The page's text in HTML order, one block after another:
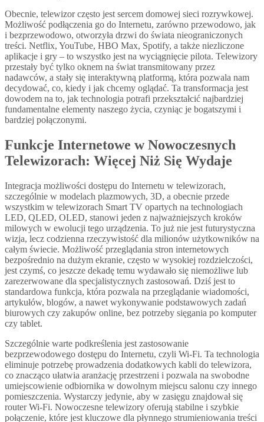
Obecnie, telewizor często jest sercem domowej sieci rozrywkowej.
Możliwość podłączenia go do Internetu, zarówno przewodowo, jak
i bezprzewodowo, otworzyła drzwi do świata nieograniczonych
treści. Netflix, YouTube, HBO Max, Spotify, a także niezliczone
aplikacje i gry – to wszystko jest na wyciągnięcie pilota. Telewizory
przestały być tylko oknem na świat transmitowany przez
nadawców, a stały się interaktywną platformą, która pozwala nam
decydować, co, kiedy i jak chcemy oglądać. Ta transformacja jest
dowodem na to, jak technologia potrafi przekształcić najbardziej
fundamentalne elementy naszego życia, czyniąc je bogatszymi i
bardziej połączonymi.
Funkcje Internetowe w Nowoczesnych
Telewizorach: Więcej Niż Się Wydaje
Integracja możliwości dostępu do Internetu w telewizorach,
szczególnie w modelach plazmowych, 3D, a obecnie przede
wszystkim w telewizorach Smart TV opartych na technologiach
LED, QLED, OLED, stanowi jeden z najważniejszych kroków
milowych w ewolucji tego urządzenia. To już nie jest futurystyczna
wizja, lecz codzienna rzeczywistość dla milionów użytkowników na
całym świecie. Możliwość przeglądania stron internetowych
bezpośrednio na dużym ekranie, często w wysokiej rozdzielczości,
jest czymś, co jeszcze dekadę temu wydawało się niemożliwe lub
zarezerwowane dla specjalistycznych zastosowań. Dziś jest to
standardowa funkcja, która pozwala na przeglądanie wiadomości,
artykułów, blogów, a nawet wykonywanie podstawowych zadań
biurowych czy zakupów online, bez potrzeby sięgania po komputer
czy tablet.
Szczególnie warte podkreślenia jest zastosowanie
bezprzewodowego dostępu do Internetu, czyli Wi-Fi. Ta technologia
eliminuje potrzebę prowadzenia dodatkowych kabli do telewizora,
co znacząco ułatwia aranżację przestrzeni i pozwala na swobodne
umiejscowienie odbiornika w dowolnym miejscu salonu czy innego
pomieszczenia. Wystarczy jedynie, aby w zasięgu znajdował się
router Wi-Fi. Nowoczesne telewizory oferują stabilne i szybkie
połączenie, które jest kluczowe dla płynnego strumieniowania treści